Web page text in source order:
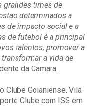
grandes times de
determinados a
de impacto social e a
de futebol é a principal
talentos, promover a
a vida de
da Câmara.
Clube Goianiense, Vila
Clube com ISS em